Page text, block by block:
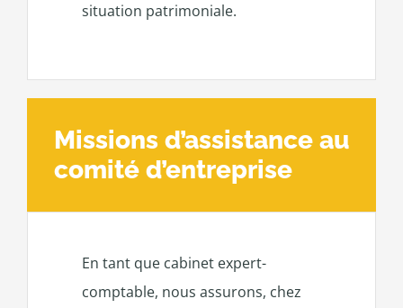
situation patrimoniale.
Missions d’assistance au
comité d’entreprise
En tant que cabinet expert-
comptable, nous assurons, chez